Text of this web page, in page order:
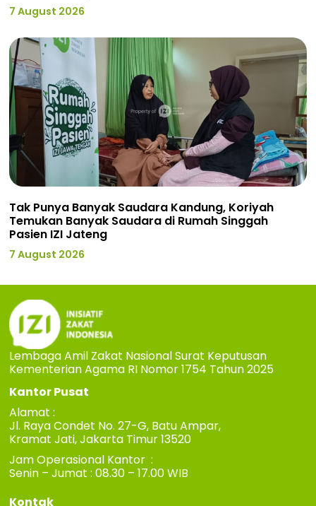
7 August 2026
Tak Punya Banyak Saudara Kandung, Koriyah
Temukan Banyak Saudara di Rumah Singgah
Pasien IZI Jateng
7 August 2026
Lembaga Amil Zakat Nasional Surat Keputusan
Kementerian Agama RI Nomor 1754 Tahun 2025
Kantor Pusat
Alamat :
Jl. Raya Condet No. 27-G, Batu Ampar,
Kramat Jati, Jakarta Timur 13520
Jam Operasional Kantor :
Senin – Jumat : 08.30 – 17.00 WIB
Kontak